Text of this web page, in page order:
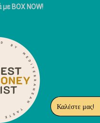
Καλέστε μας!
BOX NOW!